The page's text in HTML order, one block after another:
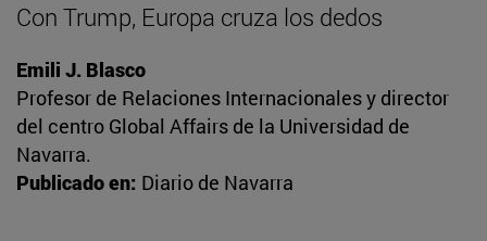
Con Trump, Europa cruza los dedos
Emili J. Blasco
Profesor de Relaciones Internacionales y director
del centro Global Affairs de la Universidad de
Navarra.
Publicado en: Diario de Navarra